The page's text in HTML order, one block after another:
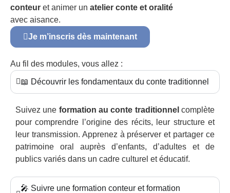
conteur et animer un atelier conte et oralité
avec aisance.
Je m’inscris dès maintenant
Au fil des modules, vous allez :
📖 Découvrir les fondamentaux du conte traditionnel
Suivez une formation au conte traditionnel complète
pour comprendre l’origine des récits, leur structure et
leur transmission. Apprenez à préserver et partager ce
patrimoine oral auprès d’enfants, d’adultes et de
publics variés dans un cadre culturel et éducatif.
🎤 Suivre une formation conteur et formation